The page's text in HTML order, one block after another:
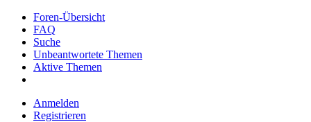
Foren-Übersicht
FAQ
Suche
Unbeantwortete Themen
Aktive Themen
Anmelden
Registrieren